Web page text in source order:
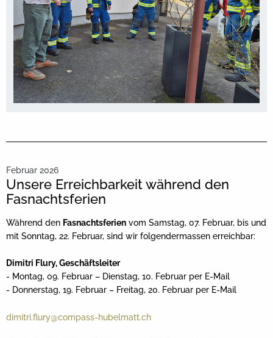
Februar 2026
Unsere Erreichbarkeit während den
Fasnachtsferien
Während den Fasnachtsferien vom Samstag, 07. Februar, bis und
mit Sonntag, 22. Februar, sind wir folgendermassen erreichbar:
Dimitri Flury, Geschäftsleiter
- Montag, 09. Februar – Dienstag, 10. Februar per E-Mail
- Donnerstag, 19. Februar – Freitag, 20. Februar per E-Mail
dimitri.flury@compass-hubelmatt.ch